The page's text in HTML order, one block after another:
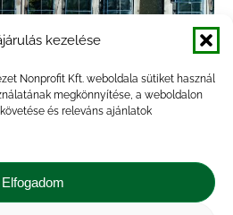
kezelése
Nonprofit Kft. weboldala sütiket használ
megkönnyítése, a weboldalon
és releváns ajánlatok
Elfogadom
a tógazdasági